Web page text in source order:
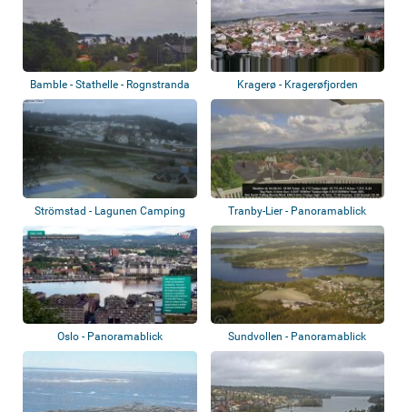
Bamble - Stathelle - Rognstranda Kragerø - Kragerøfjorden
Strömstad - Lagunen Camping Tranby-Lier - Panoramablick
Oslo - Panoramablick Sundvollen - Panoramablick